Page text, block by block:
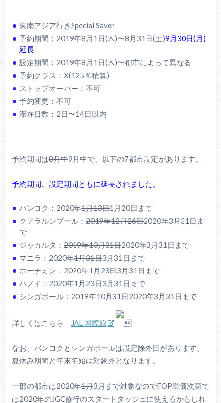
東南アジア行きSpecial Saver
予約期間：2019年8月1日(木)〜8月31日(土)9月30日(月)
延長
設定期間：2019年8月1日(木)〜都市によって異なる
予約クラス：X(125％積算)
ストップオーバー：不可
予約変更：不可
滞在日数：2日〜14日以内
予約期間は8月中9月中で、以下の7都市設定があります。
予約期間、設定期間ともに延長されました。
バンコク：2020年1月13日1月20日まで
クアラルンプール：2019年12月26日2020年3月31日ま
で
ジャカルタ：2019年10月31日2020年3月31日まで
マニラ：2020年1月31日3月31日まで
ホーチミン：2020年1月23日3月31日まで
ハノイ：2020年1月23日3月31日まで
シンガポール：2019年10月31日2020年3月31日まで
詳しくはこちら JAL 国際線 
なお、バンコクとシンガポールは設定除外日があります。
夏休み期間と年末年始は対象外となります。
一部の都市は2020年1月3月まで対象なのでFOP単価次第で
は2020年のJGC修行のスタートダッシュに使えるかもしれ